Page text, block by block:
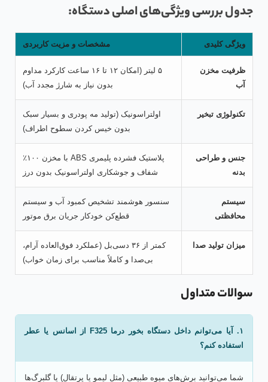
جدول بررسی ویژگی‌های اصلی دستگاه:
ویژگی کلیدی مشخصات و مزیت کاربردی
ظرفیت مخزن
آب
۵ لیتر (امکان ۱۲ تا ۱۶ ساعت کارکرد مداوم
بدون نیاز به شارژ مجدد آب)
تکنولوژی تبخیر
اولتراسونیک (تولید مه پودری و بسیار سبک
بدون خیس کردن سطوح اطراف)
جنس و طراحی
بدنه
پلاستیک فشرده پلیمری ABS با مخزن ۱۰۰٪
شفاف و جوشکاری اولتراسونیک بدون درز
سیستم
محافظتی
سنسور هوشمند تشخیص کمبود آب و سیستم
قطع‌کن خودکار جریان برق موتور
میزان تولید صدا
کمتر از ۳۶ دسی‌بل (عملکرد فوق‌العاده آرام،
بی‌صدا و کاملاً مناسب برای زمان خواب)
سوالات متداول
۱. آیا می‌توانم داخل دستگاه بخور درما F325 از اسانس یا عطر
استفاده کنم؟
شما می‌توانید برش‌های میوه طبیعی (مثل لیمو یا پرتقال) یا گلبرگ‌ها